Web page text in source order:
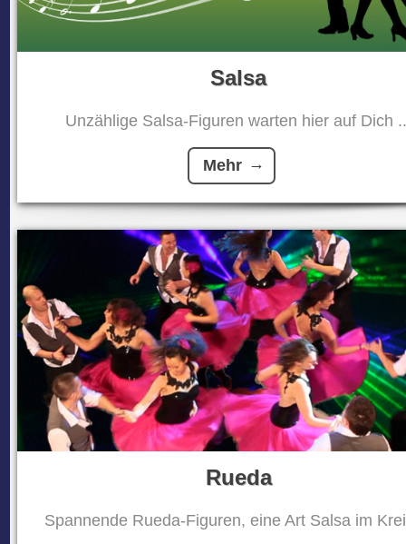
Salsa
Unzählige Salsa-Figuren warten hier auf Dich
Mehr
Rueda
Spannende Rueda-Figuren, eine Art Salsa im